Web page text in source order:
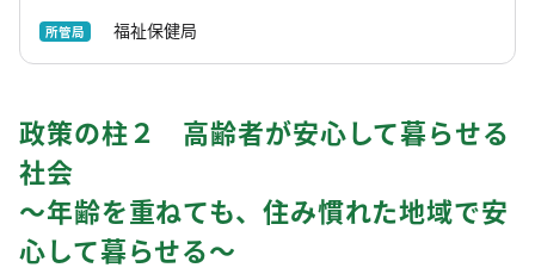
所管局 福祉保健局
政策の柱２ 高齢者が安心して暮らせる
社会
～年齢を重ねても、住み慣れた地域で安
心して暮らせる～